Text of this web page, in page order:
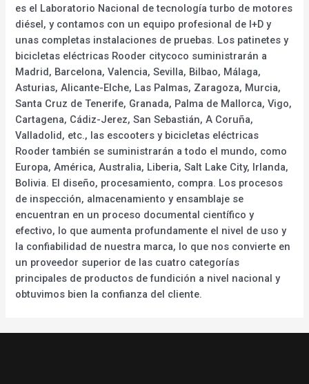
es el Laboratorio Nacional de tecnología turbo de motores
diésel, y contamos con un equipo profesional de I+D y
unas completas instalaciones de pruebas. Los patinetes y
bicicletas eléctricas Rooder citycoco suministrarán a
Madrid, Barcelona, Valencia, Sevilla, Bilbao, Málaga,
Asturias, Alicante-Elche, Las Palmas, Zaragoza, Murcia,
Santa Cruz de Tenerife, Granada, Palma de Mallorca, Vigo,
Cartagena, Cádiz-Jerez, San Sebastián, A Coruña,
Valladolid, etc., las escooters y bicicletas eléctricas
Rooder también se suministrarán a todo el mundo, como
Europa, América, Australia, Liberia, Salt Lake City, Irlanda,
Bolivia. El diseño, procesamiento, compra. Los procesos
de inspección, almacenamiento y ensamblaje se
encuentran en un proceso documental científico y
efectivo, lo que aumenta profundamente el nivel de uso y
la confiabilidad de nuestra marca, lo que nos convierte en
un proveedor superior de las cuatro categorías
principales de productos de fundición a nivel nacional y
obtuvimos bien la confianza del cliente.